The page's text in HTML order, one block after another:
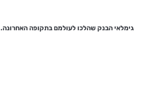
גימלאי הבנק שהלכו לעולמם בתקופה האחרונה.